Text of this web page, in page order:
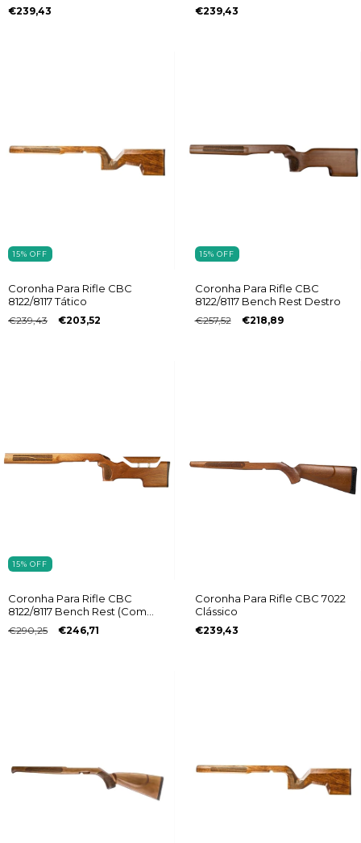
€239,43 €239,43
15% OFF
Coronha Para Rifle CBC
8122/8117 Tático
€239,43 €203,52
15% OFF
Coronha Para Rifle CBC
8122/8117 Bench Rest Destro
€257,52 €218,89
15% OFF
Coronha Para Rifle CBC
8122/8117 Bench Rest (Com
Regulagem) Destro
€290,25 €246,71
Coronha Para Rifle CBC 7022
Clássico
€239,43